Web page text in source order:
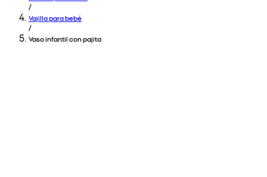
/
Vajilla para bebé
/
Vaso infantil con pajita